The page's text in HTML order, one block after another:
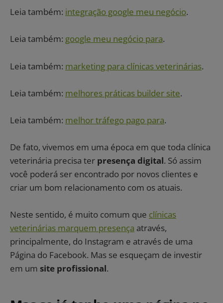
Leia também: integração google meu negócio.
Leia também: google meu negócio para.
Leia também: marketing para clínicas veterinárias.
Leia também: melhores práticas builder site.
Leia também: melhor tráfego pago para.
De fato, vivemos em uma época em que toda clínica
veterinária precisa ter presença digital. Só assim
você poderá ser encontrado por novos clientes e
criar um bom relacionamento com os atuais.
Neste sentido, é muito comum que clínicas
veterinárias marquem presença através,
principalmente, do Instagram e através de uma
Página do Facebook. Mas se esqueçam de investir
em um site profissional.